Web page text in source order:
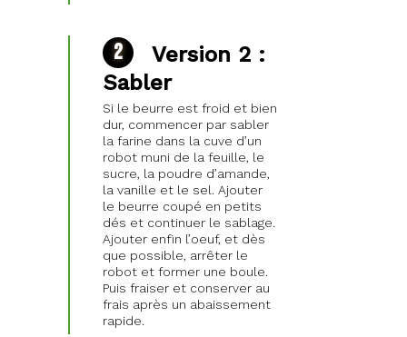
Version 2 :
Sabler
Si le beurre est froid et bien
dur, commencer par sabler
la farine dans la cuve d’un
robot muni de la feuille, le
sucre, la poudre d’amande,
la vanille et le sel. Ajouter
le beurre coupé en petits
dés et continuer le sablage.
Ajouter enfin l’oeuf, et dès
que possible, arrêter le
robot et former une boule.
Puis fraiser et conserver au
frais après un abaissement
rapide.